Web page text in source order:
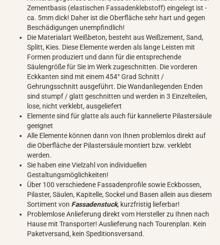
Zementbasis (elastischen Fassadenklebstoff) eingelegt ist -
ca. 5mm dick! Daher ist die Oberfläche sehr hart und gegen
Beschädigungen unempfindlich!
Die Materialart Weißbeton, besteht aus Weißzement, Sand,
Splitt, Kies. Diese Elemente werden als lange Leisten mit
Formen produziert und dann für die entsprechende
Säulengröße für Sie im Werk zugeschnitten. Die vorderen
Eckkanten sind mit einem 454° Grad Schnitt /
Gehrungsschnitt ausgeführt. Die Wandanliegenden Enden
sind stumpf / glatt geschnitten und werden in 3 Einzelteilen,
lose, nicht verklebt, ausgeliefert
Elemente sind für glatte als auch für kannelierte Pilastersäule
geeignet
Alle Elemente können dann von Ihnen problemlos direkt auf
die Oberfläche der Pilastersäule montiert bzw. verklebt
werden.
Sie haben eine Vielzahl von individuellen
Gestaltungsmöglichkeiten!
Über 100 verschiedene Fassadenprofile sowie Eckbossen,
Pilaster, Säulen, Kapitelle, Sockel und Basen allein aus diesem
Sortiment von Fassadenstuck, kurzfristig lieferbar!
Problemlose Anlieferung direkt vom Hersteller zu Ihnen nach
Hause mit Transporter! Auslieferung nach Tourenplan. Kein
Paketversand, kein Speditionsversand.